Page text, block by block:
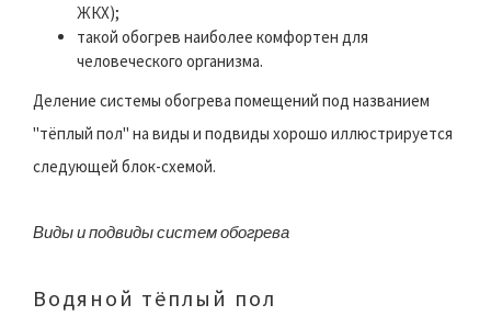
ЖКХ);
такой обогрев наиболее комфортен для
человеческого организма.
Деление системы обогрева помещений под названием
"тёплый пол" на виды и подвиды хорошо иллюстрируется
следующей блок-схемой.
Виды и подвиды систем обогрева
Водяной тёплый пол